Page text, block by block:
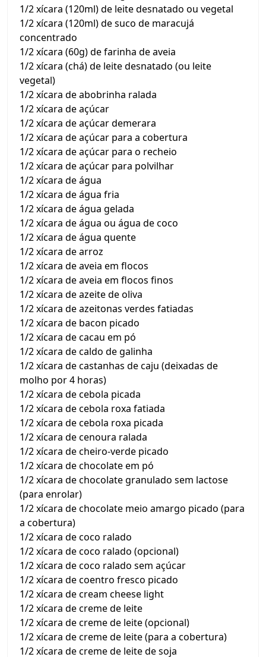
1/2 xícara (120ml) de leite desnatado ou vegetal
1/2 xícara (120ml) de suco de maracujá
concentrado
1/2 xícara (60g) de farinha de aveia
1/2 xícara (chá) de leite desnatado (ou leite
vegetal)
1/2 xícara de abobrinha ralada
1/2 xícara de açúcar
1/2 xícara de açúcar demerara
1/2 xícara de açúcar para a cobertura
1/2 xícara de açúcar para o recheio
1/2 xícara de açúcar para polvilhar
1/2 xícara de água
1/2 xícara de água fria
1/2 xícara de água gelada
1/2 xícara de água ou água de coco
1/2 xícara de água quente
1/2 xícara de arroz
1/2 xícara de aveia em flocos
1/2 xícara de aveia em flocos finos
1/2 xícara de azeite de oliva
1/2 xícara de azeitonas verdes fatiadas
1/2 xícara de bacon picado
1/2 xícara de cacau em pó
1/2 xícara de caldo de galinha
1/2 xícara de castanhas de caju (deixadas de
molho por 4 horas)
1/2 xícara de cebola picada
1/2 xícara de cebola roxa fatiada
1/2 xícara de cebola roxa picada
1/2 xícara de cenoura ralada
1/2 xícara de cheiro-verde picado
1/2 xícara de chocolate em pó
1/2 xícara de chocolate granulado sem lactose
(para enrolar)
1/2 xícara de chocolate meio amargo picado (para
a cobertura)
1/2 xícara de coco ralado
1/2 xícara de coco ralado (opcional)
1/2 xícara de coco ralado sem açúcar
1/2 xícara de coentro fresco picado
1/2 xícara de cream cheese light
1/2 xícara de creme de leite
1/2 xícara de creme de leite (opcional)
1/2 xícara de creme de leite (para a cobertura)
1/2 xícara de creme de leite de soja